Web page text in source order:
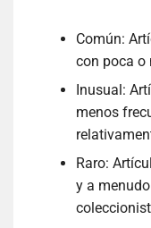
Común:
con poca o
Inusual:
menos
Raro:
y a